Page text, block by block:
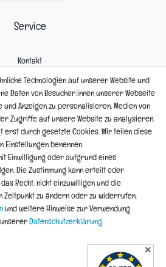
Service
Kontakt
Reklamation
Informationen
Entsorgung von Altbaterien
*Teil-Widerruf
Technologien auf unserer Website und
Daten von Besucher:innen unserer Webseite
und Anzeigen zu personalisieren, Medien von
Zugriffe auf unsere Website zu analysieren.
erst durch gesetzte Cookies. Wir teilen diese
Einstellungen benennen.
Einwilligung oder aufgrund eines
Die Zustimmung kann erteilt oder
Recht, nicht einzuwilligen und die
Zeitpunkt zu ändern oder zu widerrufen.
und weitere Hinweise zur Verwendung
unserer Daten­schutz­erklärung.
✕